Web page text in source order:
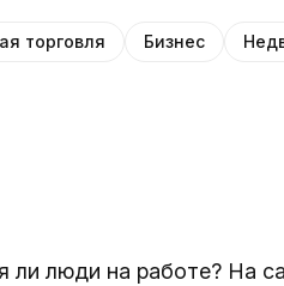
торговля Бизнес
ли люди на работе? На